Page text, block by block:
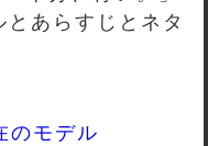
とあらすじとネタ
のモデル